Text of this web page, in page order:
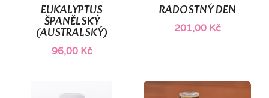
EUKALYPTUS
ŠPANĚLSKÝ
(AUSTRALSKÝ)
96,00 Kč
RADOSTNÝ DEN
201,00 Kč